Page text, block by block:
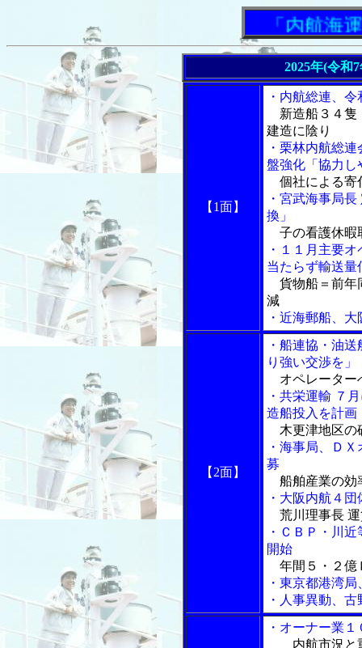
「内航海運新
2025年(令和
【1面】
・内航総連、
新造船３４隻
建造に陰り
・栗林内航総
盤強化「協力し
個社による寄
・宮武海事局
換」
子の看護休暇
・１１月主要
当たらず輸送量
貨物船＝前年
減
・近海郵船、
【2面】
・船連協・油
り強い交渉を」
オペレーター
・共栄運輸 ７
造船投入を計画
木更津地区の
・海事局、Ｄ
募
船舶産業の効
・大阪内航４
荒川理事長
・ＣＢＰ・川
開始
年間５・２億
・東京都港湾
・人事異動、
・オーナー業
内航市況と